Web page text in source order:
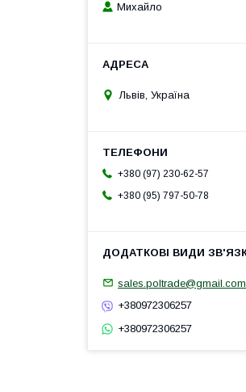
Михайло
Львів, Україна
+380 (97) 230-62-57
+380 (95) 797-50-78
sales.poltrade@gmail.com
+380972306257
+380972306257